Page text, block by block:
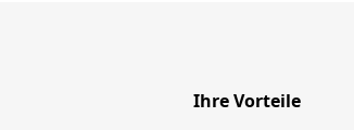
Ihre Vorteile